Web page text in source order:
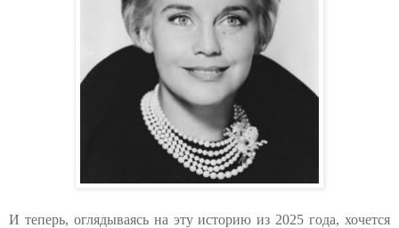
И теперь, оглядываясь на эту историю из 2025 года, хочется